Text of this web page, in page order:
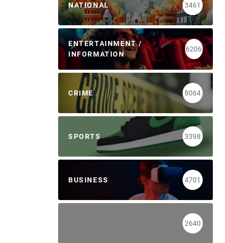
NATIONAL 3461
ENTERTAINMENT /
INFORMATION
6206
CRIME 8064
SPORTS 3398
BUSINESS 4701
2640